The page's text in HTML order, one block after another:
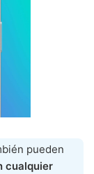
pueden
cualquier